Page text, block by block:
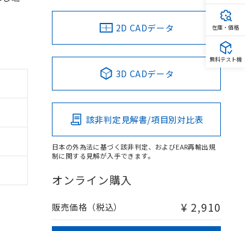
2D CADデータ
3D CADデータ
該非判定見解書/項目別対比表
日本の外為法に基づく該非判定、およびEAR再輸出規
制に関する見解が入手できます。
オンライン購入
販売価格（税込） ¥ 2,910
在庫・価格
無料テスト機